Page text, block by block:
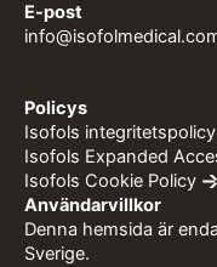
E-post
Policys
Isofols
Isofols Expanded
Isofols Cookie Policy
Användarvillkor
Denna hemsida är
Sverige.